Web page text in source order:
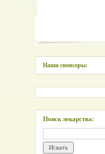
Наши спонсоры:
Поиск лекарства: